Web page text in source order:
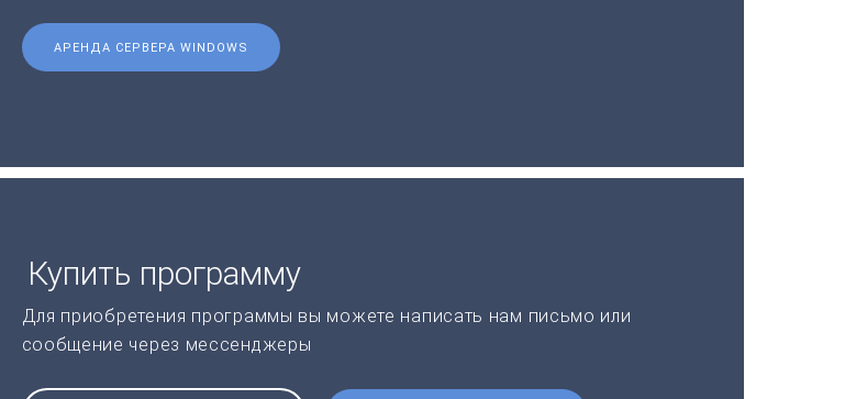
АРЕНДА СЕРВЕРА WINDOWS
Купить программу
Для приобретения программы вы можете написать нам письмо или
сообщение через мессенджеры